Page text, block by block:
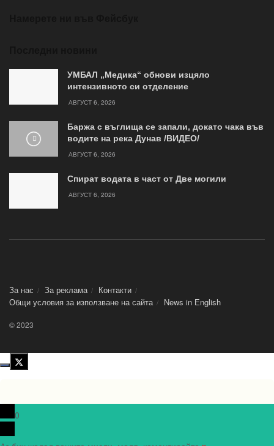
УМБАЛ „Медика“ обнови изцяло
интензивното си отделение
АВГУСТ 6, 2026
Баржа с въглища се запали, докато чака във
водите на река Дунав /ВИДЕО/
АВГУСТ 6, 2026
Спират водата в част от Две могили
АВГУСТ 6, 2026
За нас За реклама
Контакти
Общи условия за използване на сайта
News in Еnglish
© 2023
0